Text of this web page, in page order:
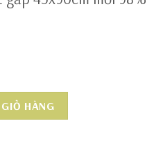
mới 98% số lượng
HÀNG